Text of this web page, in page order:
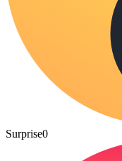
Surprise0